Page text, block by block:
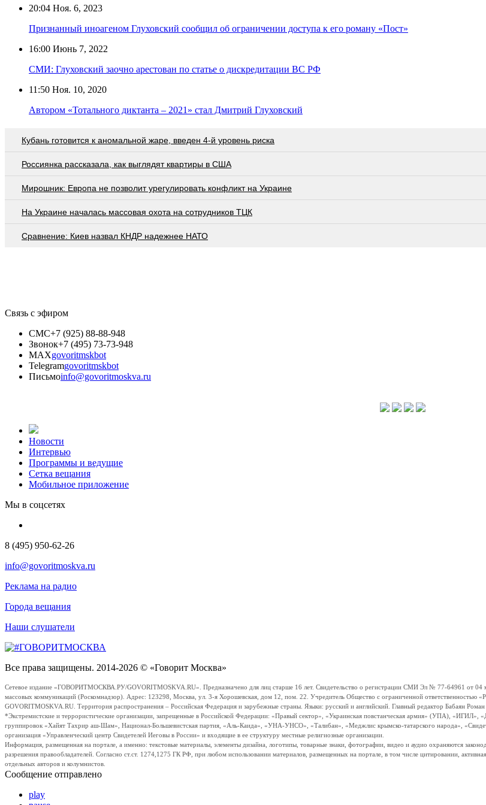
20:04 Ноя. 6, 2023
Признанный иноагеном Глуховский сообщил об ограничении доступа к его роману «Пост»
16:00 Июнь 7, 2022
СМИ: Глуховский заочно арестован по статье о дискредитации ВС РФ
11:50 Ноя. 10, 2020
Автором «Тотального диктанта – 2021» стал Дмитрий Глуховский
Кубань готовится к аномальной жаре, введен 4-й уровень риска
Россиянка рассказала, как выглядят квартиры в США
Мирошник: Европа не позволит урегулировать конфликт на Украине
На Украине началась массовая охота на сотрудников ТЦК
Сравнение: Киев назвал КНДР надежнее НАТО
Связь с эфиром
СМС+7 (925) 88-88-948
Звонок+7 (495) 73-73-948
MAXgovoritmskbot
Telegramgovoritmskbot
Письмоinfo@govoritmoskva.ru
Новости
Интервью
Программы и ведущие
Сетка вещания
Мобильное приложение
Мы в соцсетях
8 (495) 950-62-26
info@govoritmoskva.ru
Реклама на радио
Города вещания
Наши слушатели
Все права защищены. 2014-2026 © «Говорит Москва»
Сетевое издание «ГОВОРИТМОСКВА.РУ/GOVORITMOSKVA.RU». Предназначено для лиц старше 16 лет. Свидетельство о регистрации СМИ Эл № 77-64961 от 04
массовых коммуникаций (Роскомнадзор). Адрес: 123298, Москва, ул. 3-я Хорошевская, дом 12, пом. 22. Учредитель Общество с ограниченной
GOVORITMOSKVA.RU. Территория распространения – Российская Федерация и зарубежные страны. Языки: русский и английский. Главный редактор Бабаян
*Экстремистские и террористические организации, запрещенные в Российской Федерации: «Правый сектор», «Украинская повстанческая армия» (УПА),
группировок «Хайят Тахрир аш-Шам», Национал-Большевистская партия, «Аль-Каида», «УНА-УНСО», «Талибан», «Меджлис крымско-татарского народа»,
организация «Управленческий центр Свидетелей Иеговы в России» и входящие в ее структуру местные религиозные организации.
Информация, размещенная на портале, а именно: текстовые материалы, элементы дизайна, логотипы, товарные знаки, фотографии, видео и аудио охраняются
разрешения правообладателей. Согласно ст.ст. 1274,1275 ГК РФ, при любом использовании материалов, размещенных на портале, в том числе цитировании,
отдельных авторов и колумнистов.
Сообщение отправлено
play